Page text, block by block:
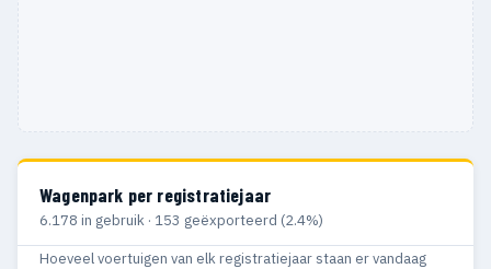
Wagenpark per registratiejaar
6.178 in gebruik · 153 geëxporteerd (2.4%)
Hoeveel voertuigen van elk registratiejaar staan er vandaag